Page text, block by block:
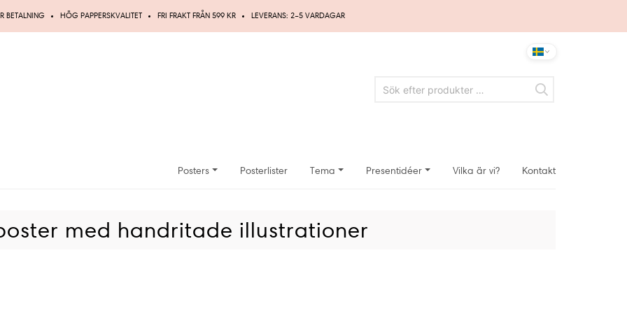
BETALNING HÖG PAPPERSKVALITET FRI FRAKT FRÅN 599 KR LEVERANS: 2–5 VARDAGAR
Posters Posterlister Tema Presentidéer Vilka är vi? Kontakt
med handritade illustrationer